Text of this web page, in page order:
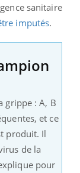
sanitaire
imputés.
grippe : A, B
et ce
produit. Il
de la
pour